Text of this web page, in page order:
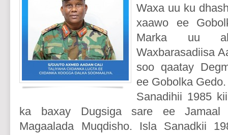
Waxa uu ku
xaawo ee
Marka uu
Waxbarasadiisa
soo qaatay
ee Gobolka Gedo.
Sanadihii 1985
ka baxay Dugsiga sare ee Jamaal
Magaalada Muqdisho. Isla Sanadkii